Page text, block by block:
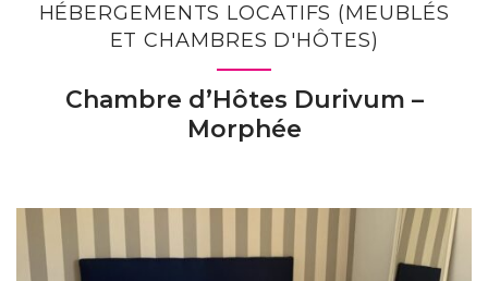
HÉBERGEMENTS LOCATIFS (MEUBLÉS
ET CHAMBRES D'HÔTES)
Chambre d’Hôtes Durivum –
Morphée